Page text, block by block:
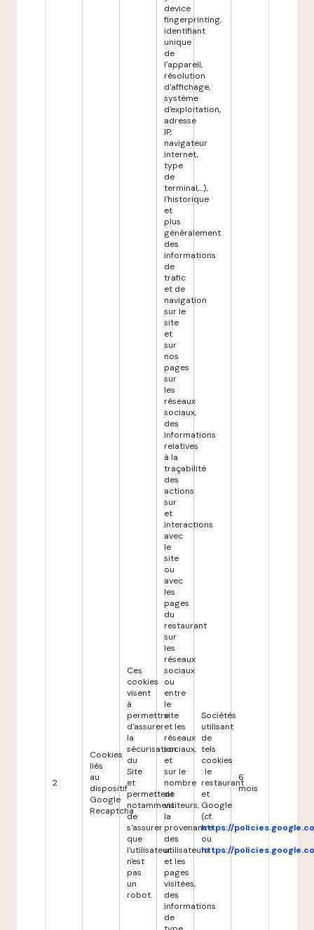
2
Cookies
liés
au
dispositif
Google
Recaptcha
Ces
cookies
visent
à
permettre
d'assurer
la
sécurisation
du
Site
et
permettent
notamment
de
s'assurer
que
l'utilisateur
n'est
pas
un
robot.
device
fingerprinting,
identifiant
unique
de
l'appareil,
résolution
d'affichage,
système
d'exploitation,
adresse
IP,
navigateur
internet,
type
de
terminal,...),
l'historique
et
plus
généralement
des
informations
de
trafic
et de
navigation
sur le
site
et
sur
nos
pages
sur
les
réseaux
sociaux,
des
informations
relatives
à la
traçabilité
des
actions
sur
et
interactions
avec
le
site
ou
avec
les
pages
du
restaurant
sur
les
réseaux
sociaux
ou
entre
le
site
et les
réseaux
sociaux,
et
sur le
nombre
de
visiteurs,
la
provenance
des
utilisateurs
et les
pages
visitées,
des
informations
de
Sociétés
utilisant
de
tels
cookies
: le
restaurant
et
Google
(cf.
https://
ou
https://
6
mois